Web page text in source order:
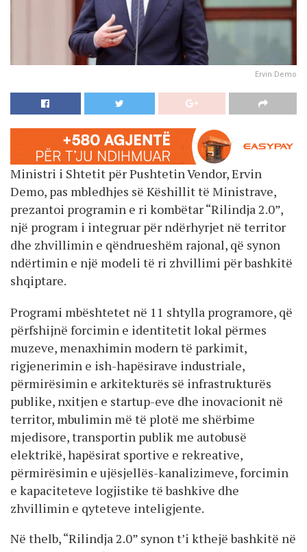
Ervin Demo
Ministri i Shtetit për Pushtetin Vendor, Ervin
Demo, pas mbledhjes së Këshillit të Ministrave,
prezantoi programin e ri kombëtar “Rilindja 2.0”,
një program i integruar për ndërhyrjet në territor
dhe zhvillimin e qëndrueshëm rajonal, që synon
ndërtimin e një modeli të ri zhvillimi për bashkitë
shqiptare.
Programi mbështetet në 11 shtylla programore, që
përfshijnë forcimin e identitetit lokal përmes
muzeve, menaxhimin modern të parkimit,
rigjenerimin e ish-hapësirave industriale,
përmirësimin e arkitekturës së infrastrukturës
publike, nxitjen e startup-eve dhe inovacionit në
territor, mbulimin më të plotë me shërbime
mjedisore, transportin publik me autobusë
elektrikë, hapësirat sportive e rekreative,
përmirësimin e ujësjellës-kanalizimeve, forcimin
e kapaciteteve logjistike të bashkive dhe
zhvillimin e qyteteve inteligjente.
Në thelb, “Rilindja 2.0” synon t’i kthejë bashkitë në